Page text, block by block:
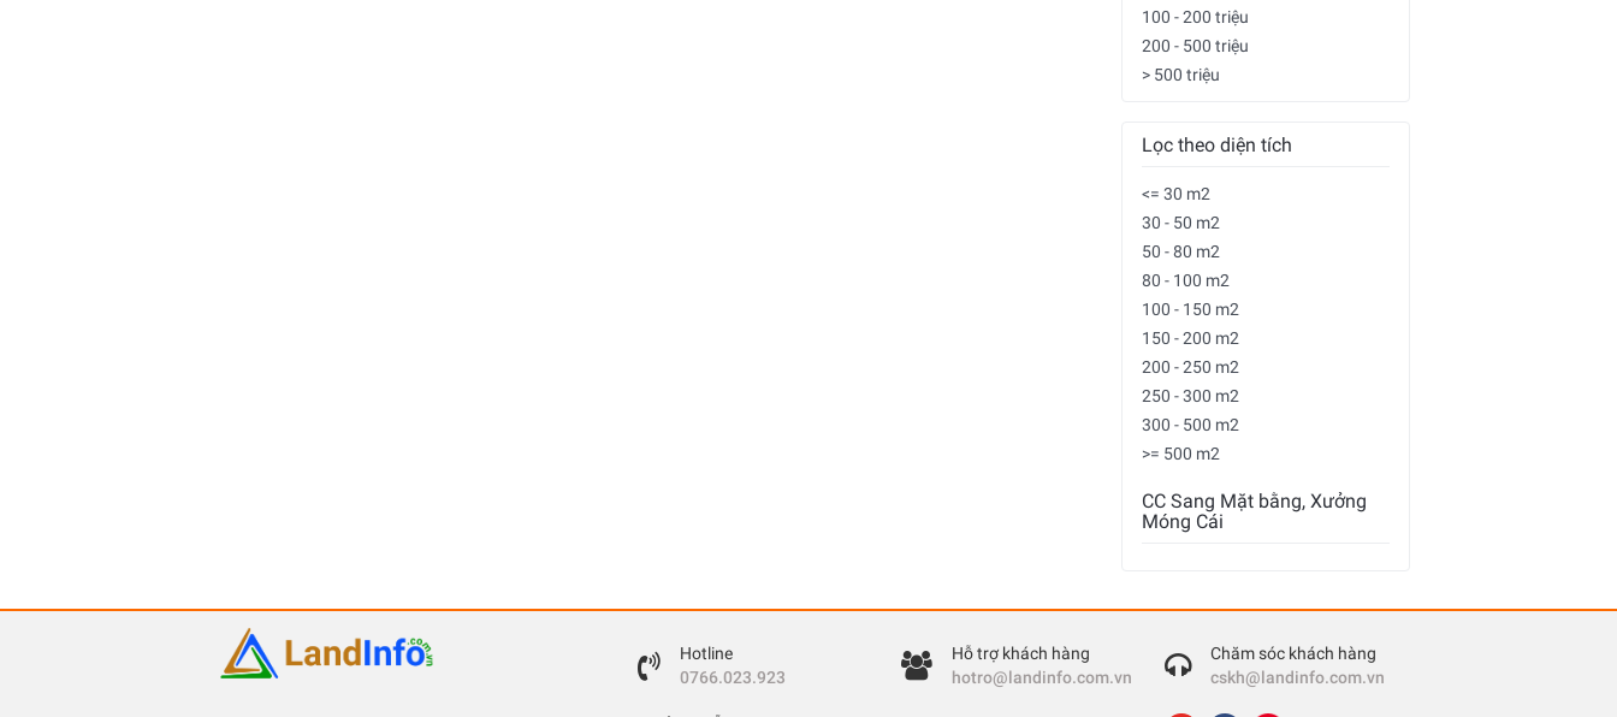
100 - 200 triệu
200 - 500 triệu
> 500 triệu
Lọc theo diện tích
<= 30 m2
30 - 50 m2
50 - 80 m2
80 - 100 m2
100 - 150 m2
150 - 200 m2
200 - 250 m2
250 - 300 m2
300 - 500 m2
>= 500 m2
CC Sang Mặt bằng, Xưởng
Móng Cái
Hotline
0766.023.923
Hỗ trợ khách hàng
hotro@landinfo.com.vn
Chăm sóc khách hàng
cskh@landinfo.com.vn